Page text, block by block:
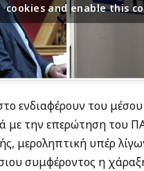
cookies and enable this
ενδιαφέρουν του
με την επερώτηση του
μεροληπτική υπέρ
συμφέροντος η